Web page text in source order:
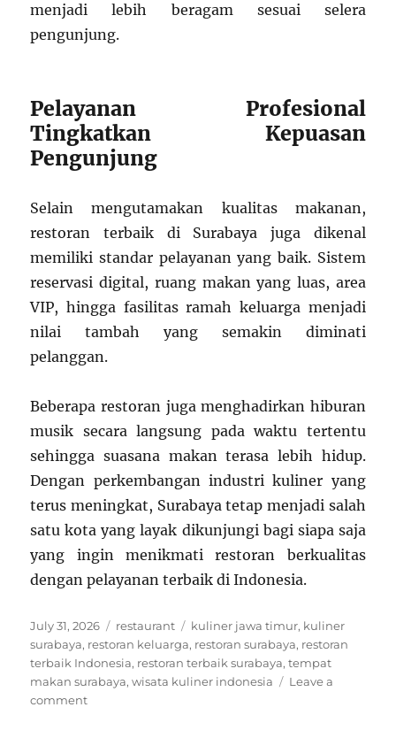
menjadi lebih beragam sesuai selera
pengunjung.
Pelayanan Profesional
Tingkatkan Kepuasan
Pengunjung
Selain mengutamakan kualitas makanan,
restoran terbaik di Surabaya juga dikenal
memiliki standar pelayanan yang baik. Sistem
reservasi digital, ruang makan yang luas, area
VIP, hingga fasilitas ramah keluarga menjadi
nilai tambah yang semakin diminati
pelanggan.
Beberapa restoran juga menghadirkan hiburan
musik secara langsung pada waktu tertentu
sehingga suasana makan terasa lebih hidup.
Dengan perkembangan industri kuliner yang
terus meningkat, Surabaya tetap menjadi salah
satu kota yang layak dikunjungi bagi siapa saja
yang ingin menikmati restoran berkualitas
dengan pelayanan terbaik di Indonesia.
Posted
on
July 31, 2026 Categories
restaurant Tags
kuliner jawa timur, kuliner
surabaya, restoran keluarga, restoran surabaya, restoran
terbaik Indonesia, restoran terbaik surabaya,tempat
makan surabaya,wisata kuliner indonesia
Leave a
commenton